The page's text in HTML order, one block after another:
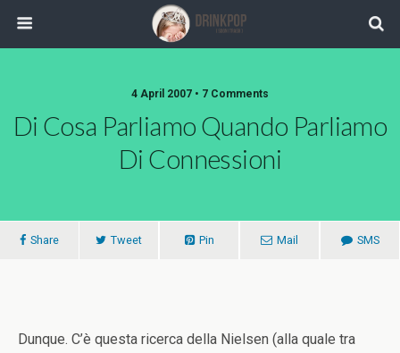
4 April 2007 • 7 Comments
Di Cosa Parliamo Quando Parliamo
Di Connessioni
Share Tweet Pin Mail SMS
Dunque. C’è questa ricerca della Nielsen (alla quale tra